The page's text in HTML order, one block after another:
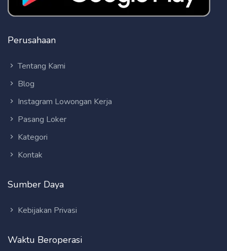
Perusahaan
Tentang Kami
Blog
Instagram Lowongan Kerja
Pasang Loker
Kategori
Kontak
Sumber Daya
Kebijakan Privasi
Waktu Beroperasi